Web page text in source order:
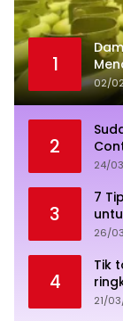
1
02/
2
24/
3
7
26/
4
Tik
21/